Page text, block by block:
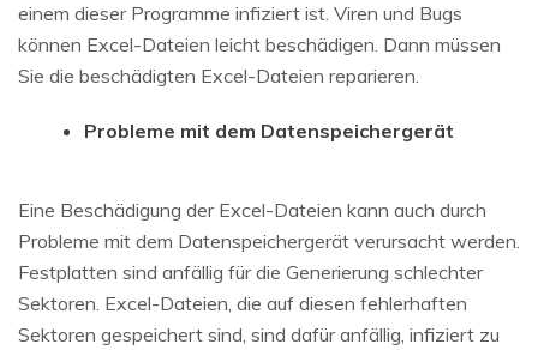
einem dieser Programme infiziert ist. Viren und Bugs
können Excel-Dateien leicht beschädigen. Dann müssen
Sie die beschädigten Excel-Dateien reparieren.
Probleme mit dem Datenspeichergerät
Eine Beschädigung der Excel-Dateien kann auch durch
Probleme mit dem Datenspeichergerät verursacht werden.
Festplatten sind anfällig für die Generierung schlechter
Sektoren. Excel-Dateien, die auf diesen fehlerhaften
Sektoren gespeichert sind, sind dafür anfällig, infiziert zu